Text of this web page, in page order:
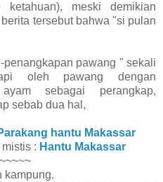
ketahuan), meski demikian
tersebut bahwa "si pulan
pawang " sekali
oleh pawang dengan
sebagai perangkap,
sebab dua hal,
hantu Makassar
: Hantu Makassar
kampung.